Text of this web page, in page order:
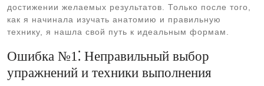
достижении желаемых результатов. Только после того,
как я начинала изучать анатомию и правильную
технику, я нашла свой путь к идеальным формам.
Ошибка №1⁚ Неправильный выбор
упражнений и техники выполнения